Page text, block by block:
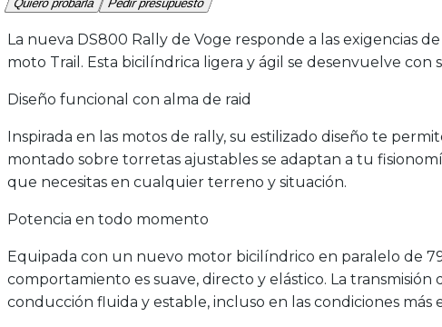
Quiero probarla Pedir presupuesto
La nueva DS800 Rally de Voge responde a las exigencias
moto Trail. Esta bicilíndrica ligera y ágil se desenvuelve
Diseño funcional con alma de raid
Inspirada en las motos de rally, su estilizado diseño te
montado sobre torretas ajustables se adaptan a tu
que necesitas en cualquier terreno y situación.
Potencia en todo momento
Equipada con un nuevo motor bicilíndrico en paralelo de
comportamiento es suave, directo y elástico. La
conducción fluida y estable, incluso en las condiciones más